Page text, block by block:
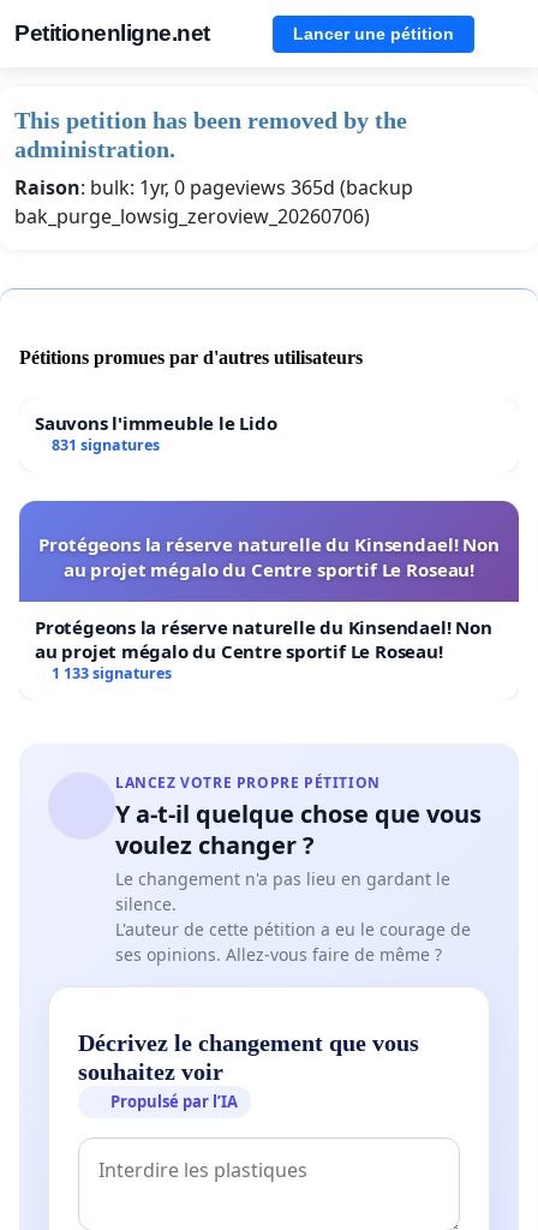
Petitionenligne.net Lancer une pétition
This petition has been removed by the
administration.
Raison: bulk: 1yr, 0 pageviews 365d (backup
bak_purge_lowsig_zeroview_20260706)
Pétitions promues par d'autres utilisateurs
Sauvons l'immeuble le Lido
831 signatures
Protégeons la réserve naturelle du Kinsendael! Non
au projet mégalo du Centre sportif Le Roseau!
Protégeons la réserve naturelle du Kinsendael! Non
au projet mégalo du Centre sportif Le Roseau!
1 133 signatures
LANCEZ VOTRE PROPRE PÉTITION
Y a-t-il quelque chose que vous
voulez changer ?
Le changement n'a pas lieu en gardant le
silence.
L'auteur de cette pétition a eu le courage de
ses opinions. Allez-vous faire de même ?
Décrivez le changement que vous
souhaitez voir
Propulsé par l’IA